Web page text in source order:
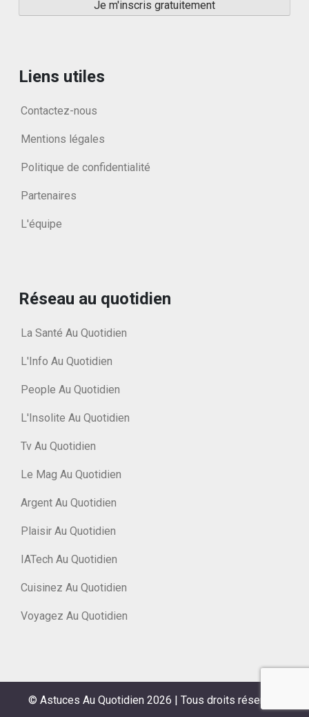
Liens utiles
Contactez-nous
Mentions légales
Politique de confidentialité
Partenaires
L'équipe
Réseau au quotidien
La Santé Au Quotidien
L'Info Au Quotidien
People Au Quotidien
L'Insolite Au Quotidien
Tv Au Quotidien
Le Mag Au Quotidien
Argent Au Quotidien
Plaisir Au Quotidien
IATech Au Quotidien
Cuisinez Au Quotidien
Voyagez Au Quotidien
© Astuces Au Quotidien 2026 | Tous droits réservés